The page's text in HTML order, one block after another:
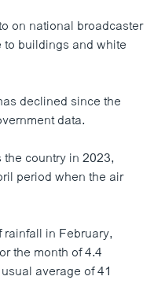
on national broadcaster
buildings and white
declined since the
data.
country in 2023,
period when the air
in February,
the month of 4.4
average of 41